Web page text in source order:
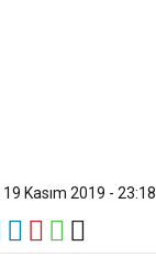
19 Kasım 2019 - 23:18